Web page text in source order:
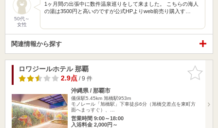
50代～
女性
1ヶ月間の出張中に数件温泉巡りをして来ました。 こちらの海人
の湯は3500円と高いのですが公式HPよりweb前売り購入す…
関連情報から探す
お気に入
りに追加
ロワジールホテル 那覇
2.9点/ 9 件
沖縄県 / 那覇市
儀保駅5.45km 旭橋駅953m
モノレール「旭橋駅」下車徒歩6分（旭橋交差点を東町方
面へまっすぐ）、…
営業時間 9:00～18:00
入浴料金 2,000円～